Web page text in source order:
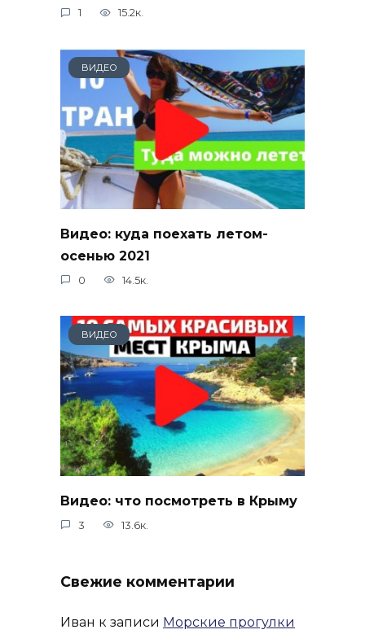
1 15.2к.
ВИДЕО
Видео: куда поехать летом-
осенью 2021
0 14.5к.
ВИДЕО
Видео: что посмотреть в Крыму
3 13.6к.
Свежие комментарии
Иван к записи Морские прогулки